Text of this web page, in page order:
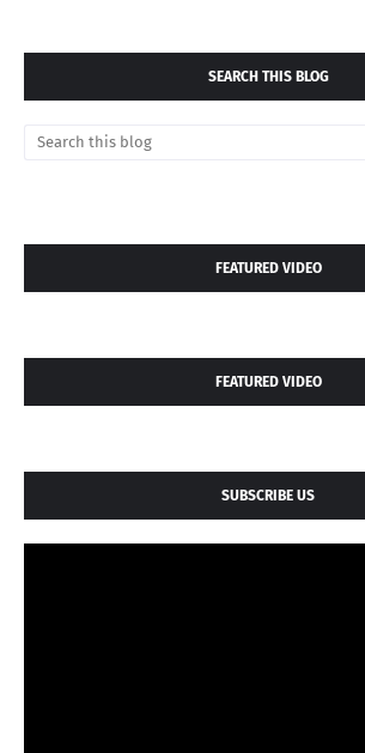
SEARCH THIS BLOG
FEATURED VIDEO
FEATURED VIDEO
SUBSCRIBE US